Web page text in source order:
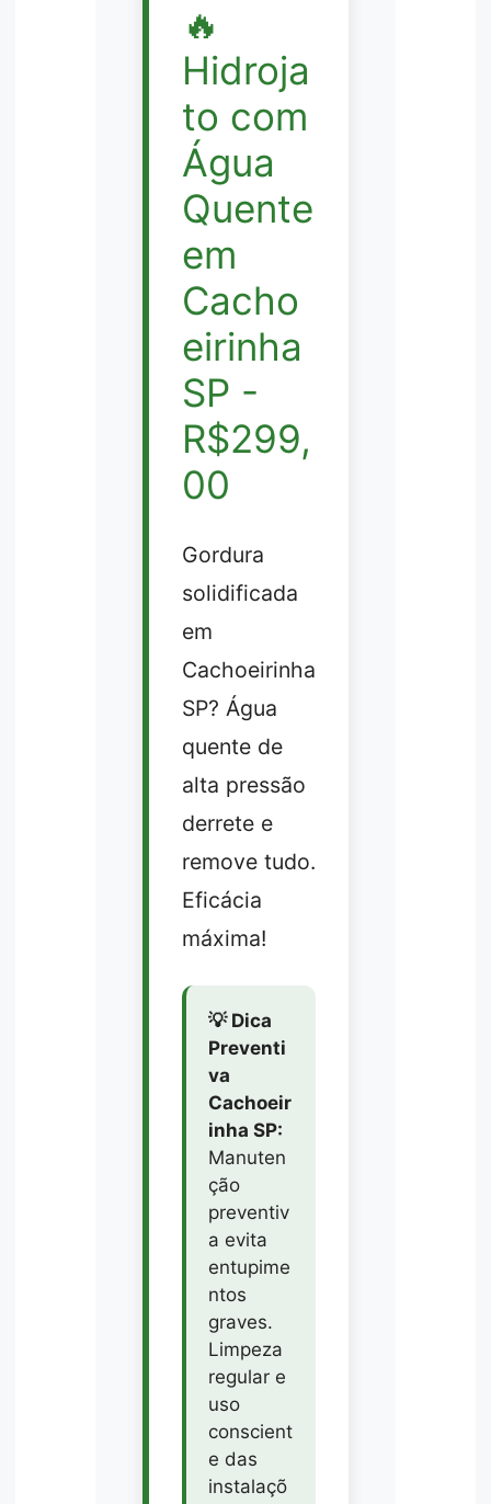
🔥
Hidroja
to com
Água
Quente
em
Cacho
eirinha
SP -
R$299,
00
Gordura
solidificada
em
Cachoeirinha
SP? Água
quente de
alta pressão
derrete e
remove tudo.
Eficácia
máxima!
💡 Dica
Preventi
va
Cachoeir
inha SP:
Manuten
ção
preventiv
a evita
entupime
ntos
graves.
Limpeza
regular e
uso
conscient
e das
instalaçõ